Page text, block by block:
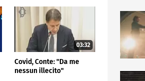
03:32
Covid, Conte: "Da me
nessun illecito"